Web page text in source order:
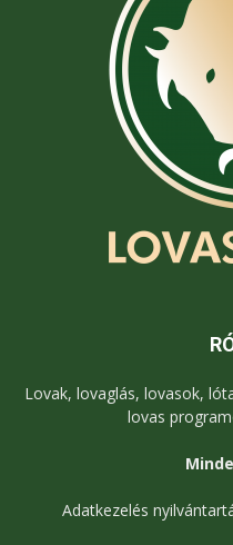
Lovak, lovaglás, lovasok,
lovas
Adatkezelés